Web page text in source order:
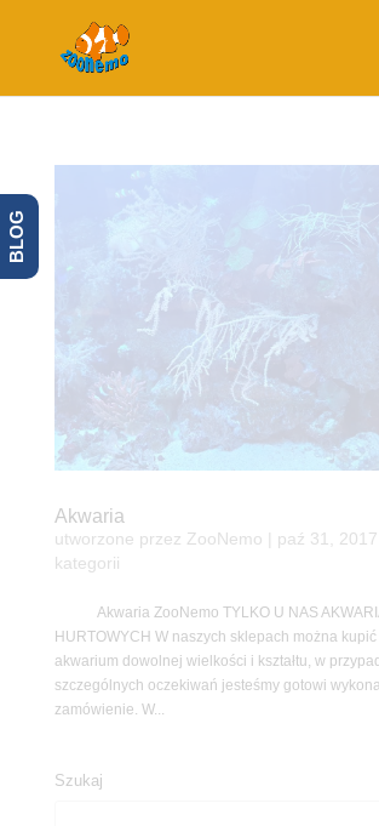
Akwaria
utworzone przez ZooNemo paź 31, 2017
kategorii
Akwaria ZooNemo TYLKO U NAS
HURTOWYCH W naszych sklepach można
akwarium dowolnej wielkości i kształtu, w
szczególnych oczekiwań jesteśmy gotowi
zamówienie. W...
Szukaj
BLOG